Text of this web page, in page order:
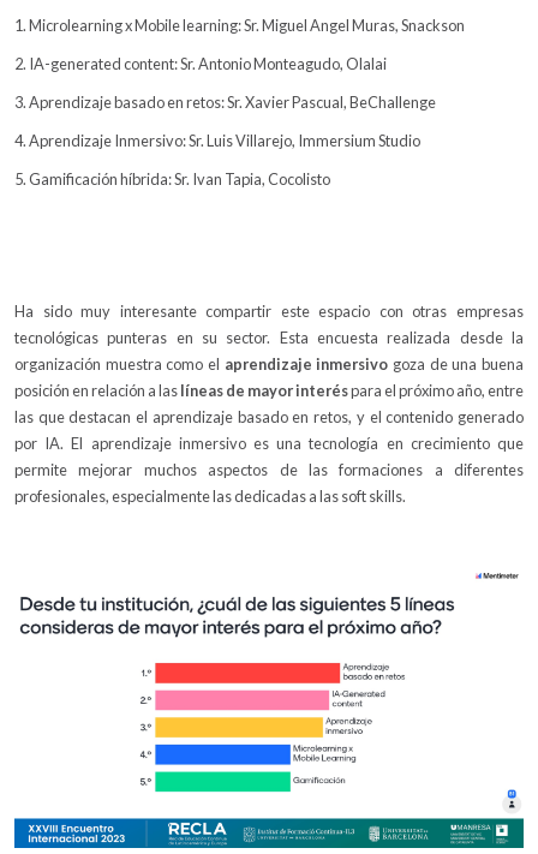
1. Microlearning x Mobile learning: Sr. Miguel Angel Muras, Snackson
2. IA-generated content: Sr. Antonio Monteagudo, Olalai
3. Aprendizaje basado en retos: Sr. Xavier Pascual, BeChallenge
4. Aprendizaje Inmersivo: Sr. Luis Villarejo, Immersium Studio
5. Gamificación híbrida: Sr. Ivan Tapia, Cocolisto
Ha sido muy interesante compartir este espacio con otras empresas
tecnológicas punteras en su sector. Esta encuesta realizada desde la
organización muestra como el aprendizaje inmersivo goza de una buena
posición en relación a laslíneas de mayor interéspara el próximo año, entre
las que destacan el aprendizaje basado en retos, y el contenido generado
por IA. El aprendizaje inmersivo es una tecnología en crecimiento que
permite mejorar muchos aspectos de las formaciones a diferentes
profesionales, especialmente las dedicadas a las soft skills.